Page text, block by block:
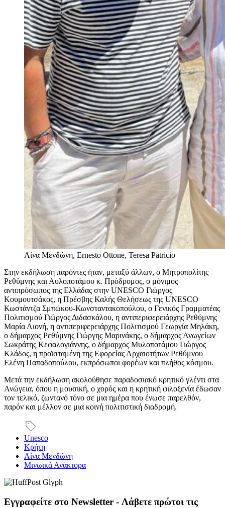
Λίνα Μενδώνη, Ernesto Ottone, Teresa Patricio
Στην εκδήλωση παρόντες ήταν, μεταξύ άλλων, ο Μητροπολίτης
Ρεθύμνης και Αυλοποτάμου κ. Πρόδρομος, ο μόνιμος
αντιπρόσωπος της Ελλάδας στην UNESCO Γιώργος
Κουμουτσάκος, η Πρέσβης Καλής Θελήσεως της UNESCO
Κωστάντζα Σμπώκου-Κωνσταντακοπούλου, ο Γενικός Γραμματέας
Πολιτισμού Γιώργος Διδασκάλου, η αντιπεριφερειάρχης Ρεθύμνης
Μαρία Λιονή, η αντιπεριφερειάρχης Πολιτισμού Γεωργία Μηλάκη,
ο δήμαρχος Ρεθύμνης Γιώργης Μαρινάκης, ο δήμαρχος Ανωγείων
Σωκράτης Κεφαλογιάννης, ο δήμαρχος Μυλοποτάμου Γιώργος
Κλάδος, η προϊσταμένη της Εφορείας Αρχαιοτήτων Ρεθύμνου
Ελένη Παπαδοπούλου, εκπρόσωποι φορέων και πλήθος κόσμου.
Μετά την εκδήλωση ακολούθησε παραδοσιακό κρητικό γλέντι στα
Ανώγεια, όπου η μουσική, ο χορός και η κρητική φιλοξενία έδωσαν
τον τελικό, ζωντανό τόνο σε μια ημέρα που ένωσε παρελθόν,
παρόν και μέλλον σε μια κοινή πολιτιστική διαδρομή.
Unesco
Κρήτη
Λίνα Μενδώνη
Μινωικά Ανάκτορα
Εγγραφείτε στο Newsletter - Λάβετε πρώτοι τις